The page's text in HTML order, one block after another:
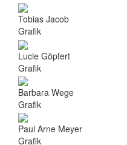
Tobias Jacob
Grafik
Lucie Göpfert
Grafik
Barbara Wege
Grafik
Paul Arne Meyer
Grafik